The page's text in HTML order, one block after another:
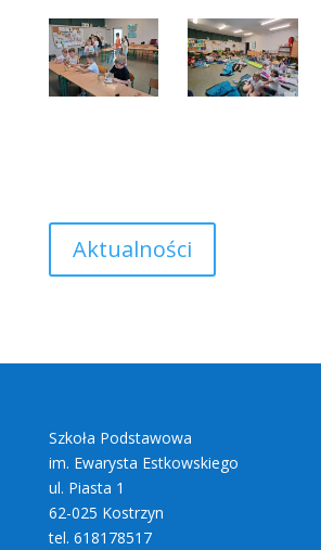
Aktualności
Szkoła Podstawowa
im. Ewarysta Estkowskiego
ul. Piasta 1
62-025 Kostrzyn
tel. 618178517